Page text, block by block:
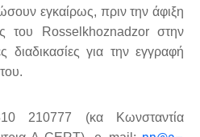
εγκαίρως, πριν την άφιξη
του
Rosselkhoznadzorστην
διαδικασίες για την εγγραφή
210777 (κα Κωνσταντία